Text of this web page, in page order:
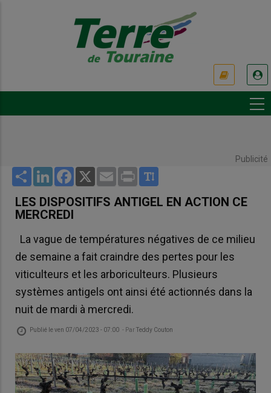
Publicité
Share LinkedInFacebook
X Email Print
LES DISPOSITIFS ANTIGEL EN ACTION CE
MERCREDI
La vague de températures négatives de ce milieu
de semaine a fait craindre des pertes pour les
viticulteurs et les arboriculteurs. Plusieurs
systèmes antigels ont ainsi été actionnés dans la
nuit de mardi à mercredi.
Publié leven 07/04/2023 - 07:00 - ParTeddy Couton